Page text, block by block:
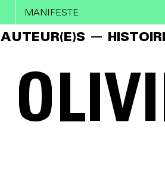
MANIFESTE
AUTEUR(E)S